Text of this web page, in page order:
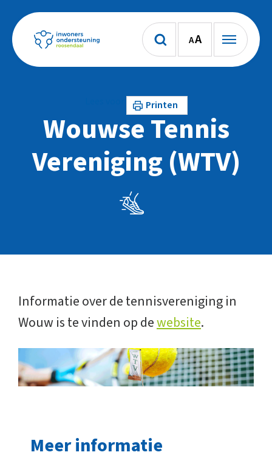
AA
Printen
Wouwse Tennis
Vereniging (WTV)
Informatie over de tennisvereniging in
Wouw is te vinden op dewebsite.
Meer informatie